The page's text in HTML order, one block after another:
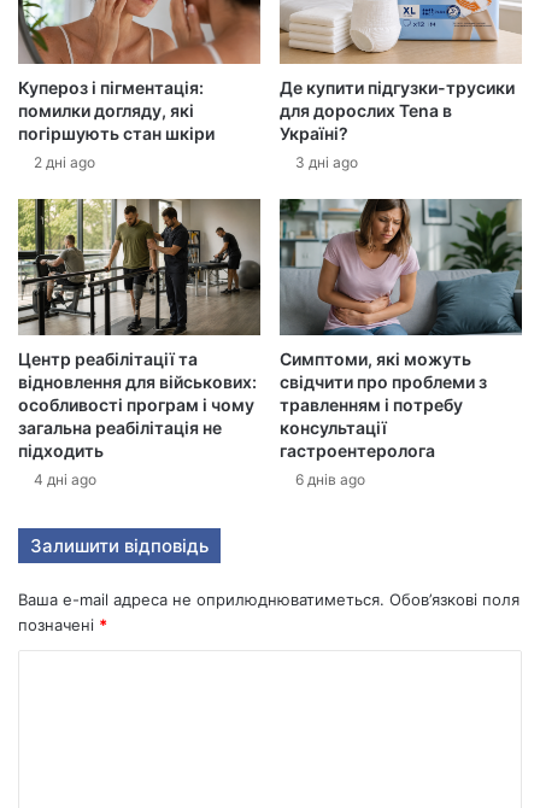
л
е
к
т
р
о
н
у
а
д
р
е
с
у
Купероз і пігментація:
помилки догляду, які
погіршують стан шкіри
2 дні ago
Де купити підгузки-трусики
для дорослих Tena в
Україні?
3 дні ago
Центр реабілітації та
відновлення для військових:
особливості програм і чому
загальна реабілітація не
підходить
4 дні ago
Симптоми, які можуть
свідчити про проблеми з
травленням і потребу
консультації
гастроентеролога
6 днів ago
Залишити відповідь
Ваша e-mail адреса не оприлюднюватиметься. Обов’язкові поля
позначені *